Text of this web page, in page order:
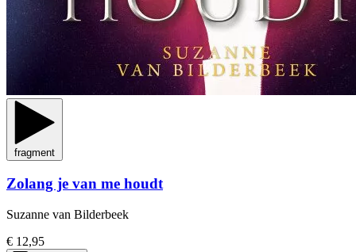
fragment
Zolang je van me houdt
Suzanne van Bilderbeek
€ 12,95